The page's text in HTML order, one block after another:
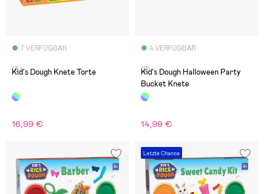
7 VERFÜGBAR
(6)
Kid's Dough Knete Torte
16,99 €
4 VERFÜGBAR
(2)
Kid's Dough Halloween Party
Bucket Knete
14,99 €
Letzte Chance